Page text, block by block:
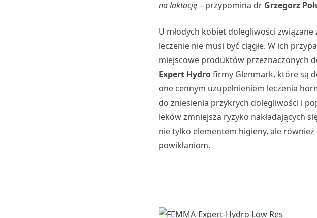
na laktację– przypomina dr Grzegorz
U młodych kobiet dolegliwości
leczenie nie musi być ciągłe. W ich
miejscowe produktów przeznaczonych
Expert Hydrofirmy Glenmark, które są
one cennym uzupełnieniem leczenia
do zniesienia przykrych dolegliwości i
leków zmniejsza ryzyko nakładających
nie tylko elementem higieny, ale
powikłaniom.